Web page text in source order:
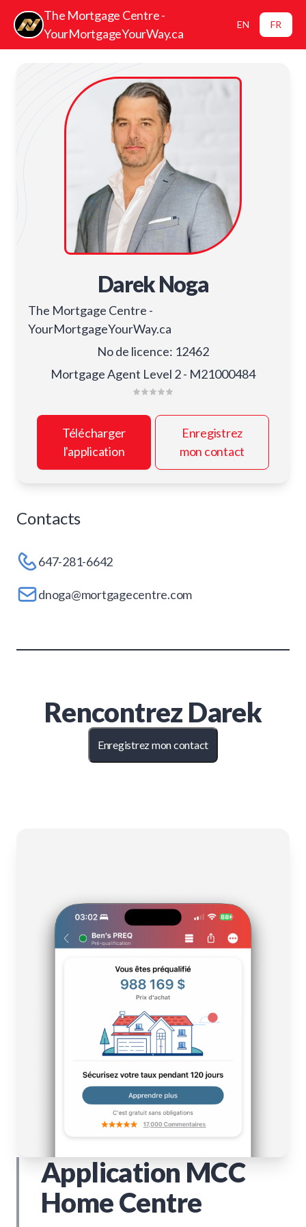
The Mortgage Centre -
YourMortgageYourWay.ca
EN FR
Darek Noga
The Mortgage Centre -
YourMortgageYourWay.ca
No de licence: 12462
Mortgage Agent Level 2 - M21000484
Télécharger
l'application
Enregistrez
mon contact
Contacts
647-281-6642
dnoga@mortgagecentre.com
Rencontrez Darek
Enregistrez mon contact
Application MCC
Home Centre